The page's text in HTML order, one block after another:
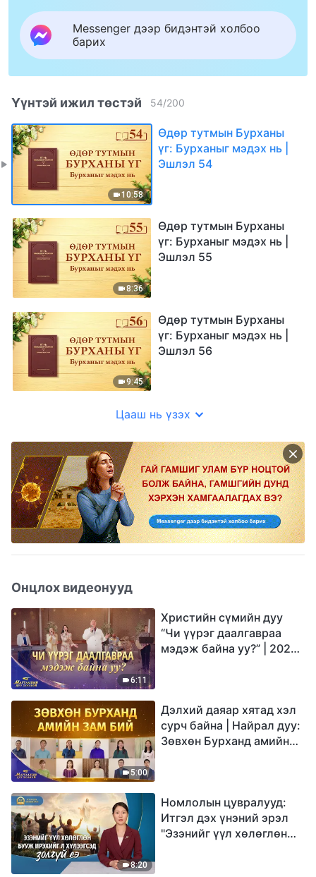
Messenger дээр бидэнтэй холбоо
барих
Үүнтэй ижил төстэй 54/200
10:58
Өдөр тутмын Бурханы
үг: Бурханыг мэдэх нь |
Эшлэл 54
8:36
Өдөр тутмын Бурханы
үг: Бурханыг мэдэх нь |
Эшлэл 55
9:45
Өдөр тутмын Бурханы
үг: Бурханыг мэдэх нь |
Эшлэл 56
Цааш нь үзэх
Онцлох видеонууд
6:11
Христийн сүмийн дуу
“Чи үүрэг даалгавраа
мэдэж байна уу?” | 2026
5:00
Дэлхий даяар хятад хэл
сурч байна | Найрал дуу:
Зөвхөн Бурханд амийн
8:20
Номлолын цувралууд:
Итгэл дэх үнэний эрэл
"Эзэнийг үүл хөлөглөн